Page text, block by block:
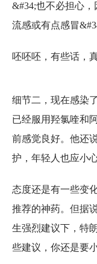
&#34;也不必担心
流感或有点感冒
呸呸呸，有些话，
细节二，现在感染
已经服用羟氯喹和
前感觉良好。他还
护，年轻人也应小心
态度还是有一些变
推荐的神药。但据
生强烈建议下，特
些建议，你还是要小